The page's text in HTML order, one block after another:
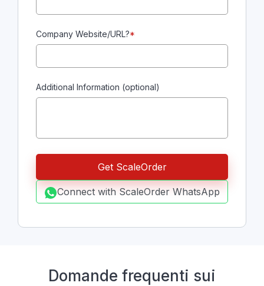
Company Website/URL?*
Additional Information (optional)
Connect with ScaleOrder WhatsApp
Domande frequenti sui